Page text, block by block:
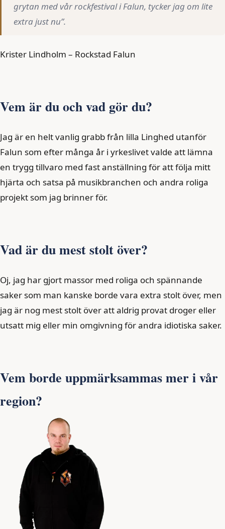
grytan med vår rockfestival i Falun, tycker jag om lite
extra just nu”.
Krister Lindholm – Rockstad Falun
Vem är du och vad gör du?
Jag är en helt vanlig grabb från lilla Linghed utanför
Falun som efter många år i yrkeslivet valde att lämna
en trygg tillvaro med fast anställning för att följa mitt
hjärta och satsa på musikbranchen och andra roliga
projekt som jag brinner för.
Vad är du mest stolt över?
Oj, jag har gjort massor med roliga och spännande
saker som man kanske borde vara extra stolt över, men
jag är nog mest stolt över att aldrig provat droger eller
utsatt mig eller min omgivning för andra idiotiska saker.
Vem borde uppmärksammas mer i vår
region?